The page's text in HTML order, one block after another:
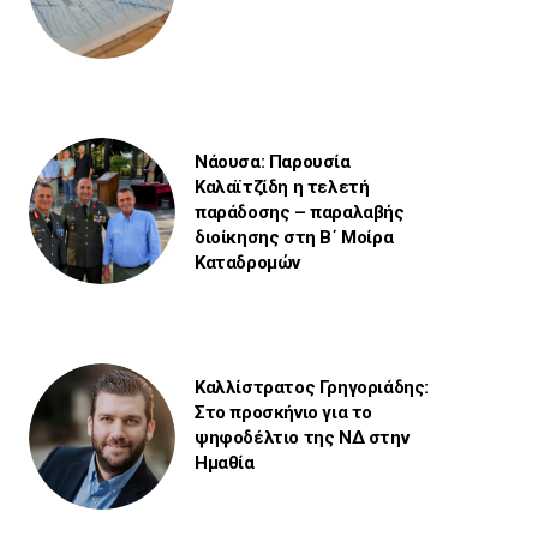
Νάουσα: Παρουσία
Καλαϊτζίδη η τελετή
παράδοσης – παραλαβής
διοίκησης στη Β΄ Μοίρα
Καταδρομών
Καλλίστρατος Γρηγοριάδης:
Στο προσκήνιο για το
ψηφοδέλτιο της ΝΔ στην
Ημαθία